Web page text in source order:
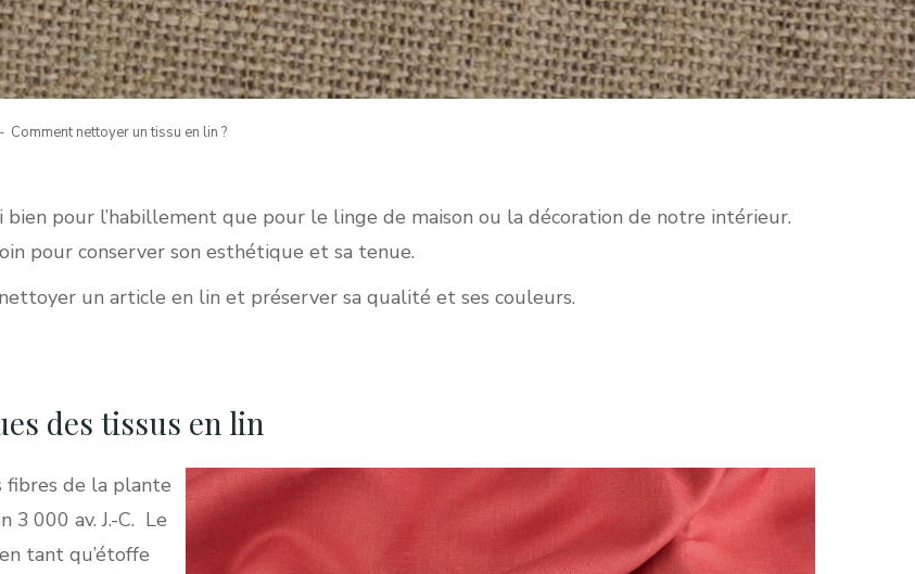
Comment nettoyer un tissu en lin ?
bien pour l’habillement que pour le linge de maison ou la décoration de notre intérieur.
pour conserver son esthétique et sa tenue.
un article en lin et préserver sa qualité et ses couleurs.
des tissus en lin
fibres de la plante
3 000 av. J.-C. Le
tant qu’étoffe